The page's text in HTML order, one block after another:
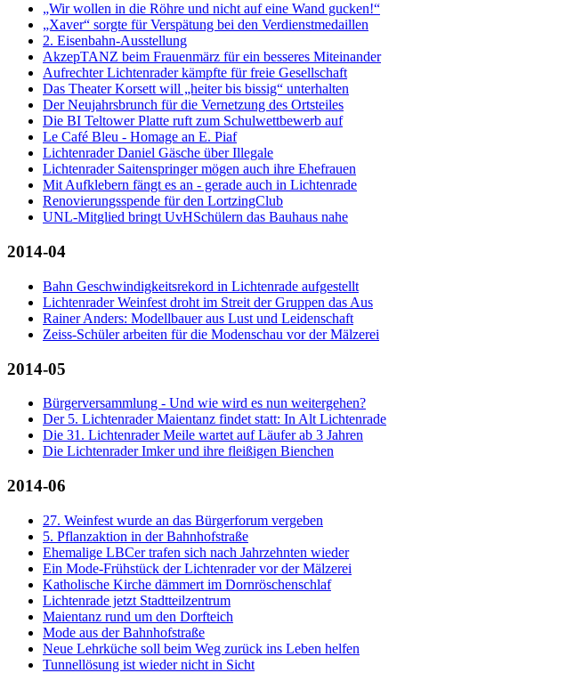
„Wir wollen in die Röhre und nicht auf eine Wand gucken!“
„Xaver“ sorgte für Verspätung bei den Verdienstmedaillen
2. Eisenbahn-Ausstellung
AkzepTANZ beim Frauenmärz für ein besseres Miteinander
Aufrechter Lichtenrader kämpfte für freie Gesellschaft
Das Theater Korsett will „heiter bis bissig“ unterhalten
Der Neujahrsbrunch für die Vernetzung des Ortsteiles
Die BI Teltower Platte ruft zum Schulwettbewerb auf
Le Café Bleu - Homage an E. Piaf
Lichtenrader Daniel Gäsche über Illegale
Lichtenrader Saitenspringer mögen auch ihre Ehefrauen
Mit Aufklebern fängt es an - gerade auch in Lichtenrade
Renovierungsspende für den LortzingClub
UNL-Mitglied bringt UvHSchülern das Bauhaus nahe
2014-04
Bahn Geschwindigkeitsrekord in Lichtenrade aufgestellt
Lichtenrader Weinfest droht im Streit der Gruppen das Aus
Rainer Anders: Modellbauer aus Lust und Leidenschaft
Zeiss-Schüler arbeiten für die Modenschau vor der Mälzerei
2014-05
Bürgerversammlung - Und wie wird es nun weitergehen?
Der 5. Lichtenrader Maientanz findet statt: In Alt Lichtenrade
Die 31. Lichtenrader Meile wartet auf Läufer ab 3 Jahren
Die Lichtenrader Imker und ihre fleißigen Bienchen
2014-06
27. Weinfest wurde an das Bürgerforum vergeben
5. Pflanzaktion in der Bahnhofstraße
Ehemalige LBCer trafen sich nach Jahrzehnten wieder
Ein Mode-Frühstück der Lichtenrader vor der Mälzerei
Katholische Kirche dämmert im Dornröschenschlaf
Lichtenrade jetzt Stadtteilzentrum
Maientanz rund um den Dorfteich
Mode aus der Bahnhofstraße
Neue Lehrküche soll beim Weg zurück ins Leben helfen
Tunnellösung ist wieder nicht in Sicht